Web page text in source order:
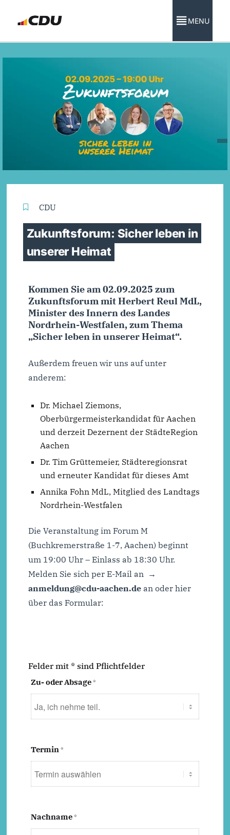
MENU
CDU
Zukunftsforum: Sicher leben in
unserer Heimat
Kommen Sie am 02.09.2025 zum
Zukunftsforum mit Herbert Reul MdL,
Minister des Innern des Landes
Nordrhein-Westfalen, zum Thema
„Sicher leben in unserer Heimat“.
Außerdem freuen wir uns auf unter
anderem:
Dr. Michael Ziemons,
Oberbürgermeisterkandidat für Aachen
und derzeit Dezernent der StädteRegion
Aachen
Dr. Tim Grüttemeier, Städteregionsrat
und erneuter Kandidat für dieses Amt
Annika Fohn MdL, Mitglied des Landtags
Nordrhein-Westfalen
Die Veranstaltung im Forum M
(Buchkremerstraße 1-7, Aachen) beginnt
um 19:00 Uhr – Einlass ab 18:30 Uhr.
Melden Sie sich per E-Mail an
anmeldung@cdu-aachen.dean oder hier
über das Formular:
Felder mit * sind Pflichtfelder
Zu- oder Absage*
Termin*
Nachname*